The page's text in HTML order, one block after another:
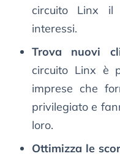
circuito Linx
interessi.
Trova nuovi
circuito Linx è
imprese che
privilegiato e
loro.
Ottimizza le